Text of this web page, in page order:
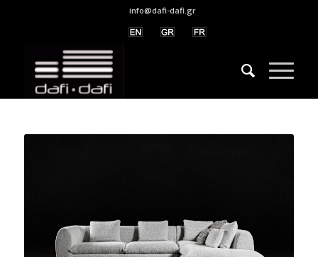
info@dafi-dafi.gr